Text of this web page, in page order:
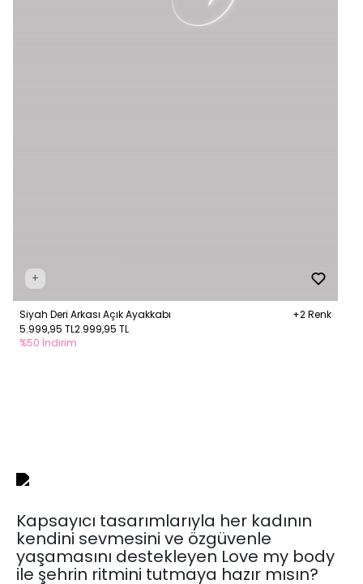
+
Siyah Deri Arkası Açık Ayakkabı
+2 Renk
5.999,95 TL2.999,95 TL
%50 İndirim
Kapsayıcı tasarımlarıyla her kadının
kendini sevmesini ve özgüvenle
yaşamasını destekleyen Love my body
ile şehrin ritmini tutmaya hazır mısın?